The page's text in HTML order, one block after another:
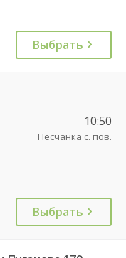
Выбрать
10:50
Песчанка с. пов.
Выбрать